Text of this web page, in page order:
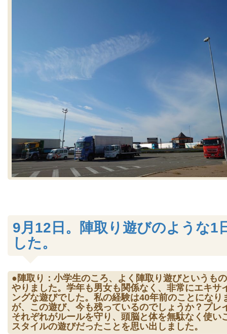
9月12日。陣取り遊びのような1
した。
●陣取り：小学生のころ、よく陣取り遊びというも
やりました。学年も男女も関係なく、非常にエキサ
ングな遊びでした。私の経験は40年前のことになり
が、この遊び、今も残っているのでしょうか？プレ
それぞれがルールを守り、頭脳と体を無駄なく使い
スタイルの遊びだったことを思い出しました。